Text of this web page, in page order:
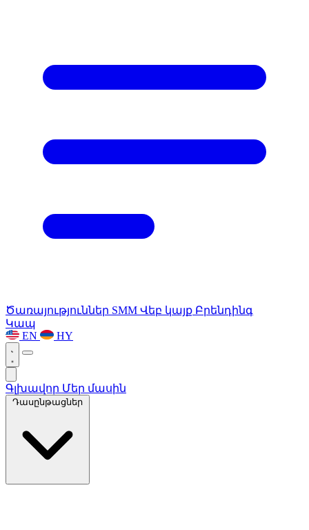
Ծառայություններ SMM Վեբ կայք Բրենդինգ
Կապ
EN
HY
Գլխավոր Մեր մասին
Դասընթացներ